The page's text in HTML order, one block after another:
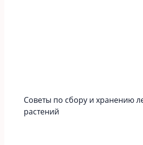
Советы по сбору и хранению
растений